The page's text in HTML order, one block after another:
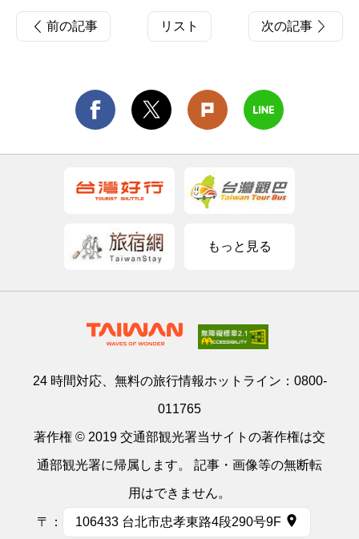
前の記事 リスト 次の記事
もっと見る
24 時間対応、無料の旅行情報ホットライン： 0800-
011765
著作権 © 2019 交通部観光署当サイトの著作権は交
通部観光署に帰属します。 記事・画像等の無断転
用はできません。
〒： 106433 台北市忠孝東路4段290号9F